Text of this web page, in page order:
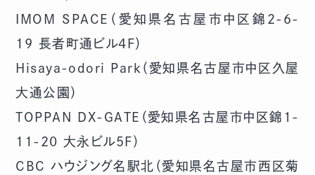
IMOM SPACE（愛知県名古屋市中区錦2-6-
19 長者町通ビル4F）
Hisaya-odori Park（愛知県名古屋市中区久屋
大通公園）
TOPPAN DX-GATE（愛知県名古屋市中区錦1-
11-20 大永ビル5F）
CBC ハウジング名駅北（愛知県名古屋市西区菊